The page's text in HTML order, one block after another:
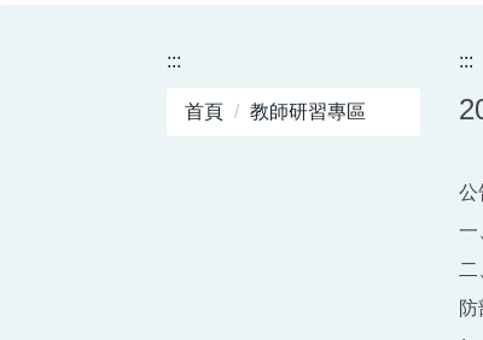
:::
首頁 教師研習專區
:::
公
一